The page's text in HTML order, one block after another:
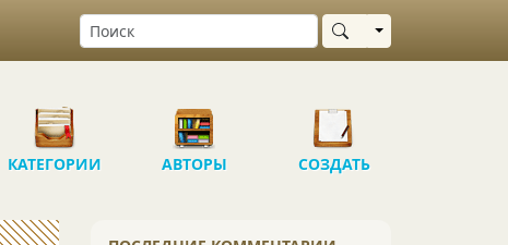
Выбрать область
КАТЕГОРИИ АВТОРЫ СОЗДАТЬ